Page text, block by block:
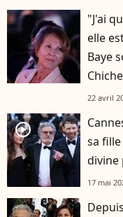
"J'ai
elle
Baye
Chiche
22 avril
player2
sa
divine
17 mai